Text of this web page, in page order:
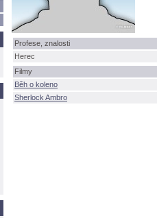
Profese, znalosti
Herec
Filmy
Běh o koleno
Sherlock Ambro